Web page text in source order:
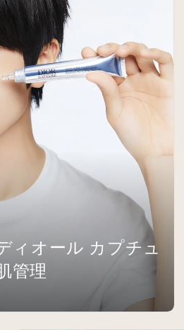
ィオール カプチュ
管理